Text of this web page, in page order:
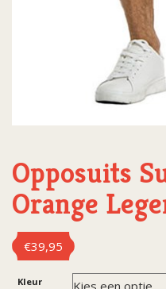
Opposuits
Orange
€39,95
Kleur